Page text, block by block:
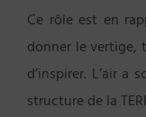
Ce rôle est en
donner le vertige,
d’inspirer. L’air
structure de la